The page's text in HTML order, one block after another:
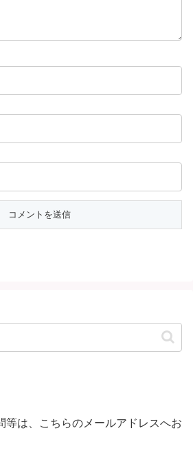
等は、こちらのメールアドレスへお